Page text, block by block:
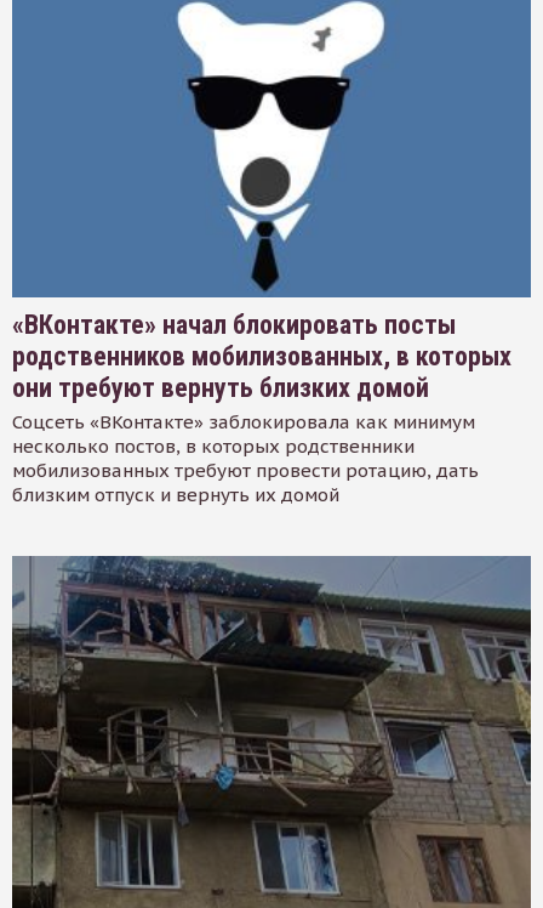
«ВКонтакте» начал блокировать посты
родственников мобилизованных, в которых
они требуют вернуть близких домой
Соцсеть «ВКонтакте» заблокировала как минимум
несколько постов, в которых родственники
мобилизованных требуют провести ротацию, дать
близким отпуск и вернуть их домой